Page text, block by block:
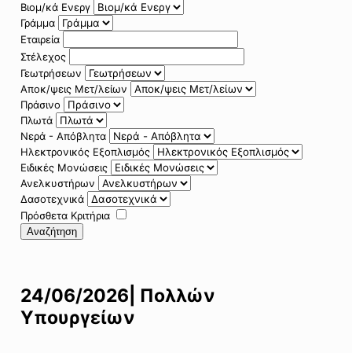
Βιομ/κά Ενεργ
Γράμμα
Εταιρεία
Στέλεχος
Γεωτρήσεων
Αποκ/ψεις Μετ/λείων
Πράσινο
Πλωτά
Νερά - Απόβλητα
Ηλεκτρονικός Εξοπλισμός
Ειδικές Μονώσεις
Ανελκυστήρων
Δασοτεχνικά
Πρόσθετα Κριτήρια
Αναζήτηση
24/06/2026| Πολλών
Υπουργείων